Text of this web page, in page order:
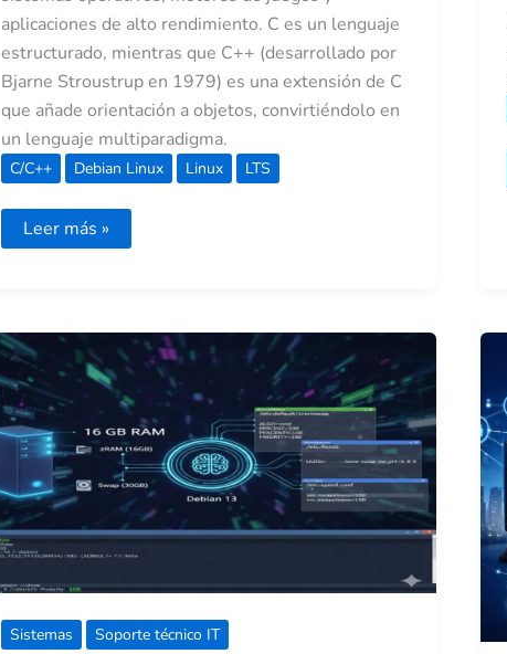
aplicaciones de alto rendimiento. C es un lenguaje
estructurado, mientras que C++ (desarrollado por
Bjarne Stroustrup en 1979) es una extensión de C
que añade orientación a objetos, convirtiéndolo en
un lenguaje multiparadigma.
C/C++ Debian Linux Linux LTS
Leer más »
Sistemas Soporte técnico IT
El
arte
del
equilibrio:
zRAM
de
16
GB
y
swap
de
30
GB
en
13